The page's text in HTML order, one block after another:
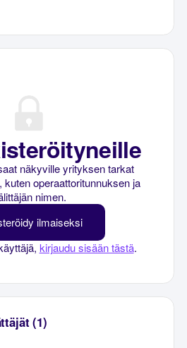
näkyville yrityksen tarkat
operaattoritunnuksen ja
nimen.
ilmaiseksi
kirjaudu sisään tästä.
(1)